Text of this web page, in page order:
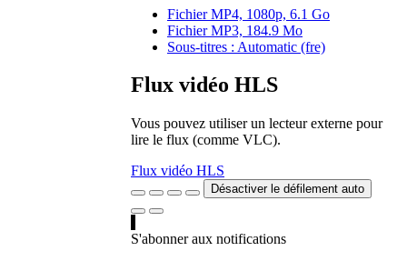
Fichier MP4, 1080p, 6.1 Go
Fichier MP3, 184.9 Mo
Sous-titres : Automatic (fre)
Flux vidéo HLS
Vous pouvez utiliser un lecteur externe pour
lire le flux (comme VLC).
Flux vidéo HLS
Désactiver le défilement auto
S'abonner aux notifications